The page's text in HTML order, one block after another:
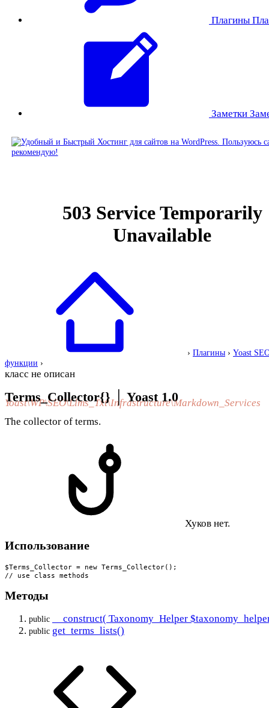
Плагины
Заметки
› Плагины › Yoast
функции ›
класс не описан
Yoast\WP\SEO\Llms_Txt\Infrastructure\Markdown_Services
Terms_Collector{}│ Yoast 1.0
The collector of terms.
Хуков нет.
Использование
$Terms_Collector = new Terms_Collector();
// use class methods
Методы
public __construct( Taxonomy_Helper
public get_terms_lists()